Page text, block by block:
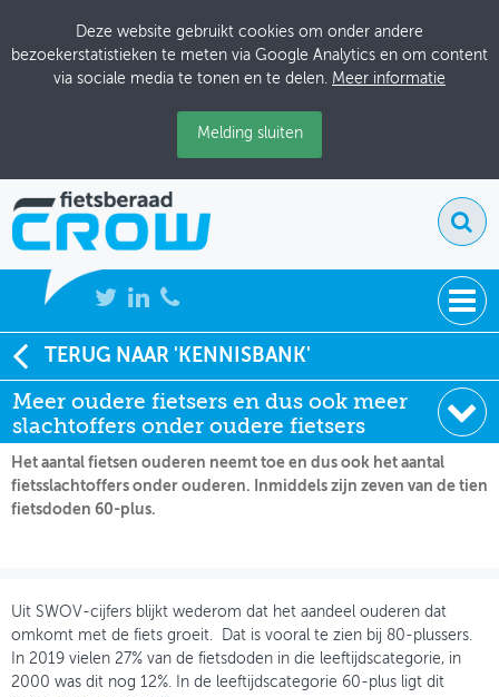
Deze website gebruikt cookies om onder andere
bezoekerstatistieken te meten via Google Analytics en om content
via sociale media te tonen en te delen. Meer informatie
Melding sluiten
NIEUWS
BIJEENKOMSTEN
KENNISBANK
ADRESSENBOEK
MIJN PROFIEL
GEBRUIKER
TERUG NAAR 'KENNISBANK'
Meer oudere fietsers en dus ook meer
slachtoffers onder oudere fietsers
Soort:
Nieuws Fietsberaad
Datum:
08-11-2020
Het aantal fietsen ouderen neemt toe en dus ook het aantal
fietsslachtoffers onder ouderen. Inmiddels zijn zeven van de tien
fietsdoden 60-plus.
Uit SWOV-cijfers blijkt wederom dat het aandeel ouderen dat
omkomt met de fiets groeit. Dat is vooral te zien bij 80-plussers.
In 2019 vielen 27% van de fietsdoden in die leeftijdscategorie, in
2000 was dit nog 12%. In de leeftijdscategorie 60-plus ligt dit